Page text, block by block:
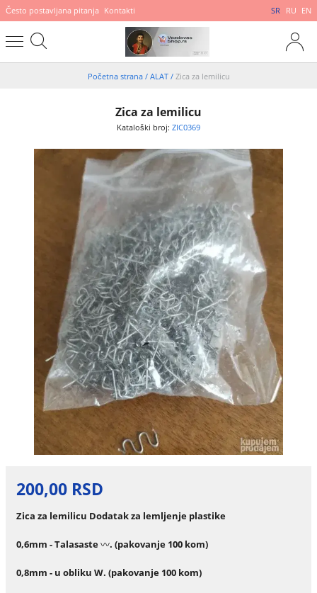
Često postavljana pitanja Kontakti SR RU EN
Početna strana / ALAT / Zica za lemilicu
Zica za lemilicu
Kataloški broj: ZIC0369
200,00 RSD
Zica za lemilicu Dodatak za lemljenje plastike
0,6mm - Talasaste〰️. (pakovanje 100 kom)
0,8mm - u obliku W. (pakovanje 100 kom)